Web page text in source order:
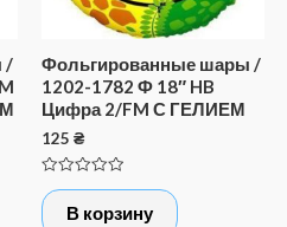
/
Фольгированные шары /
1202-1782 Ф 18″ HB
Цифра 2/FM С ГЕЛИЕМ
125 ₴
Оценка
0
В корзину